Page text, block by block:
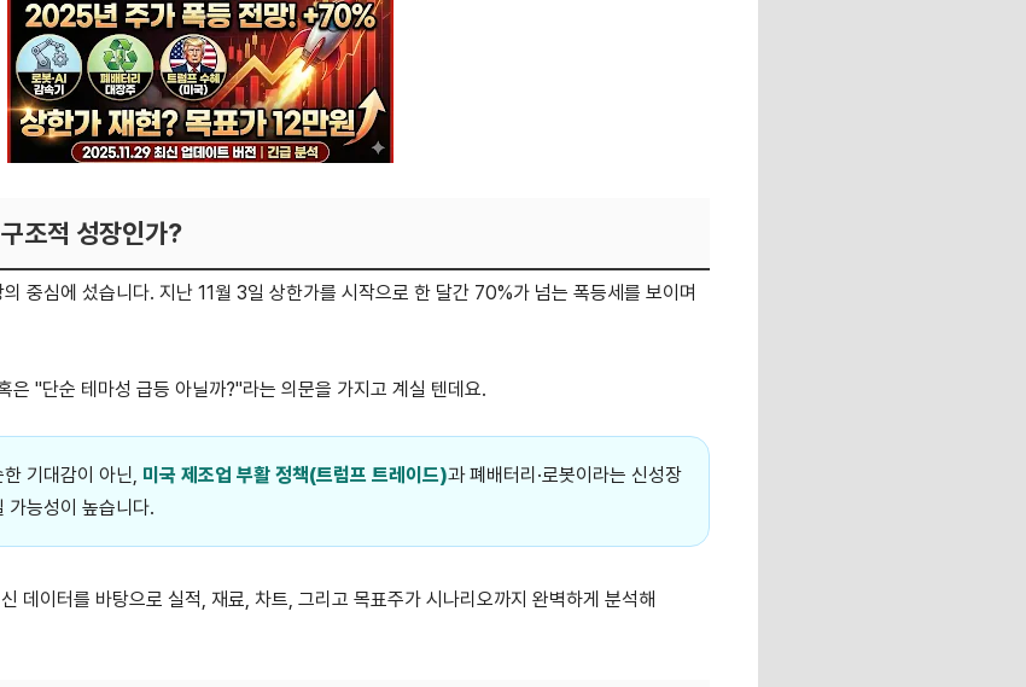
조적 성장인가?
중심에 섰습니다. 지난 11월 3일 상한가를 시작으로 한 달간 70%가 넘는 폭등세를 보이며
은 "단순 테마성 급등 아닐까?"라는 의문을 가지고 계실 텐데요.
기대감이 아닌, 미국 제조업 부활 정책(트럼프 트레이드)과 폐배터리·로봇이라는 신성장
가능성이 높습니다.
데이터를 바탕으로 실적, 재료, 차트, 그리고 목표주가 시나리오까지 완벽하게 분석해